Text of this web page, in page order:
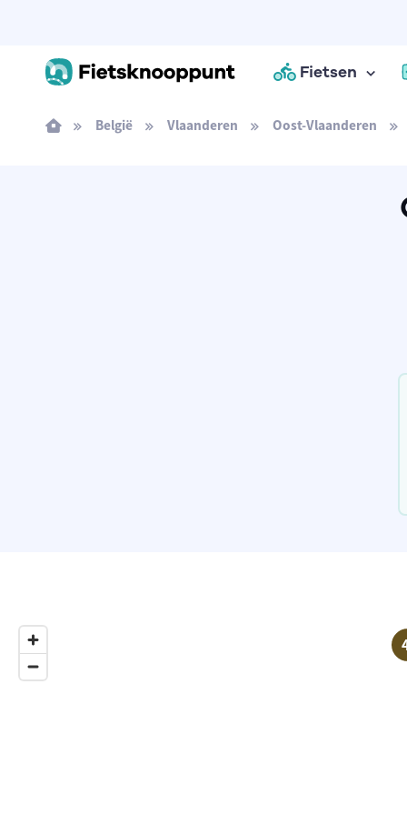
Fietsen
België Vlaanderen Oost-Vlaanderen